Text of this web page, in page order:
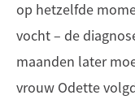
op hetzelfde
vocht – de
maanden later
vrouw Odette